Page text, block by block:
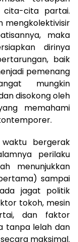
cita-cita partai.
mengkolektivisir
maka
dirinya
baik
pemenang
mungkin
disokong oleh
memahami
bergerak
perilaku
menunjukkan
sampai
jagat politik
tokoh, mesin
dan faktor
tanpa lelah dan
maksimal.